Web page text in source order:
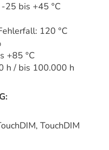
25 bis +45 °C
120 °C
+85 °C
h / bis 100.000 h
TouchDIM